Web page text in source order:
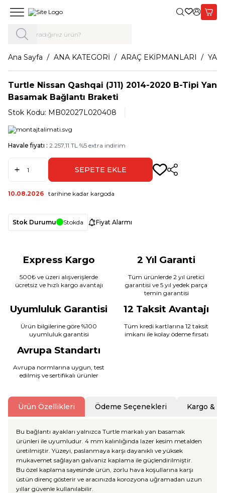
Giriş Yap,
Ana Sayfa ANA KATEGORİ ARAÇ EKİPMANLARI
Turtle Nissan Qashqai (J11) 2014-2020 B-Tipi Yan
Basamak Bağlantı Braketi
Stok Kodu: MB02027L020408
Havale fiyatı : 2.257,11 TL %5 extra indirim
SEPETE EKLE Paylaş
10.08.2026 tarihine kadar kargoda
Stok Durumu Stokda Fiyat Alarmı
Express Kargo
500₺ ve üzeri alışverişlerde
ücretsiz ve hızlı kargo avantajı
2 Yıl Garanti
Tüm ürünlerde 2 yıl üretici
garantisi ve 5 yıl yedek parça
temin garantisi
Uyumluluk Garantisi
Ürün bilgilerine göre %100
uyumluluk garantisi
12 Taksit Avantajı
Tüm kredi kartlarına 12 taksit
imkanı ile kolay ödeme fırsatı
Avrupa Standartı
Avrupa normlarına uygun, test
edilmiş ve sertifikalı ürünler
Ürün Özellikleri Ödeme Seçenekleri Kargo &
Bu bağlantı ayakları yalnızca Turtle markalı yan basamak
ürünleri ile uyumludur. 4 mm kalınlığında lazer kesim metalden
üretilmiştir. Yüzeyi, paslanmaya karşı dayanıklı ve yüksek
mukavemet sağlayan galvaniz kaplama ile güçlendirilmiştir.
Bu özel kaplama sayesinde ürün, zorlu hava koşullarına karşı
üstün direnç gösterir ve aracınızda korozyona uğramadan uzun
yıllar güvenle kullanılabilir.